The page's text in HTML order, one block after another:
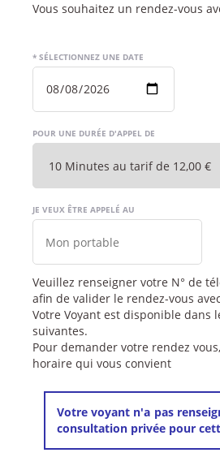
Vous souhaitez un rendez-vous
* SÉLECTIONNEZ UNE DATE
POUR UNE DURÉE D'APPEL DE
JE VEUX ÊTRE APPELÉ AU
Veuillez renseigner votre N° de
afin de valider le rendez-vous
Votre Voyant est disponible dans
suivantes.
Pour demander votre rendez
horaire qui vous convient
Votre voyant n'a pas
consultation privée pour